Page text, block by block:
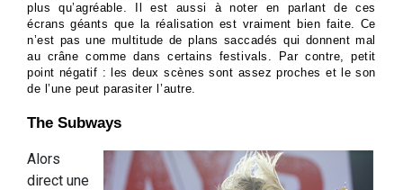
plus qu’agréable. Il est aussi à noter en parlant de ces
écrans géants que la réalisation est vraiment bien faite. Ce
n’est pas une multitude de plans saccadés qui donnent mal
au crâne comme dans certains festivals. Par contre, petit
point négatif : les deux scènes sont assez proches et le son
de l’une peut parasiter l’autre.
The Subways
Alors
direct une